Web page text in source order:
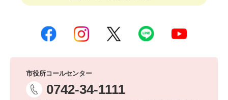
市役所コールセンター
0742-34-1111